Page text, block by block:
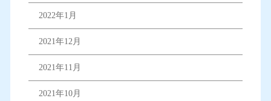
2022年1月
2021年12月
2021年11月
2021年10月